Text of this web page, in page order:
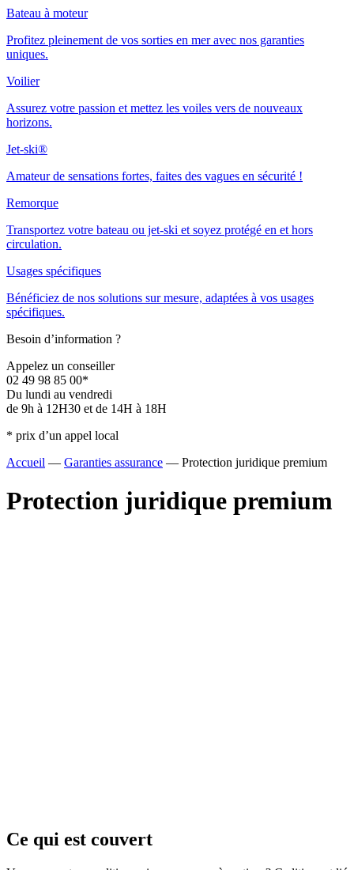
Bateau à moteur
Profitez pleinement de vos sorties en mer avec nos garanties
uniques.
Voilier
Assurez votre passion et mettez les voiles vers de nouveaux
horizons.
Jet-ski®
Amateur de sensations fortes, faites des vagues en sécurité !
Remorque
Transportez votre bateau ou jet-ski et soyez protégé en et hors
circulation.
Usages spécifiques
Bénéficiez de nos solutions sur mesure, adaptées à vos usages
spécifiques.
Besoin d’information ?
Appelez un conseiller
02 49 98 85 00*
Du lundi au vendredi
de 9h à 12H30 et de 14H à 18H
* prix d’un appel local
Accueil — Garanties assurance — Protection juridique premium
Protection juridique premium
Ce qui est couvert